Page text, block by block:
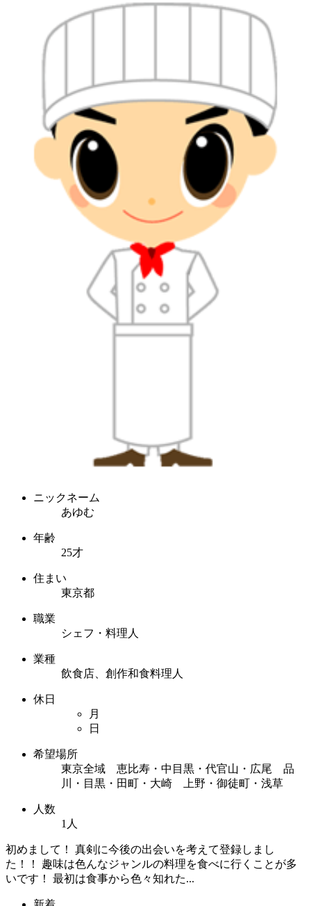
ニックネーム
あゆむ
年齢
25才
住まい
東京都
職業
シェフ・料理人
業種
飲食店、創作和食料理人
休日
月
日
希望場所
東京全域 恵比寿・中目黒・代官山・広尾 品
川・目黒・田町・大崎 上野・御徒町・浅草
人数
1人
初めまして！ 真剣に今後の出会いを考えて登録しまし
た！！ 趣味は色んなジャンルの料理を食べに行くことが多
いです！ 最初は食事から色々知れた...